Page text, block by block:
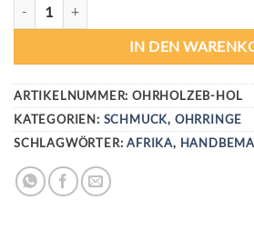
IN DEN
ARTIKELNUMMER:OHRHOLZEB-HOL
KATEGORIEN: SCHMUCK, OHRRINGE
SCHLAGWÖRTER:AFRIKA,